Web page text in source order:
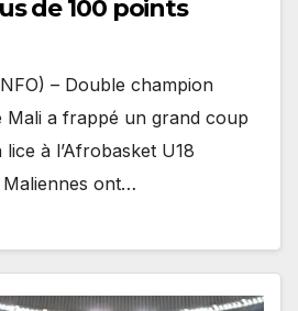
de 100 points
– Double champion
Mali a frappé un grand coup
à l’Afrobasket U18
Maliennes ont…